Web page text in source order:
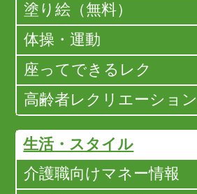
塗り絵（無料）
体操・運動
座ってできるレク
高齢者レクリエーショ
生活・スタイル
介護職向けマネー情報